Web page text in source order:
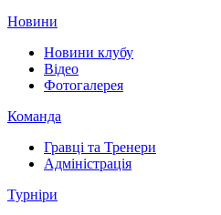
Новини
Новини клубу
Відео
Фотогалерея
Команда
Гравці та Тренери
Адміністрація
Турніри